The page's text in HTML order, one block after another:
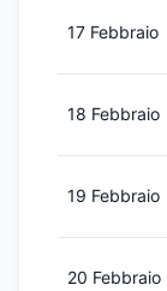
17 Febbraio
18 Febbraio
19 Febbraio
20 Febbraio